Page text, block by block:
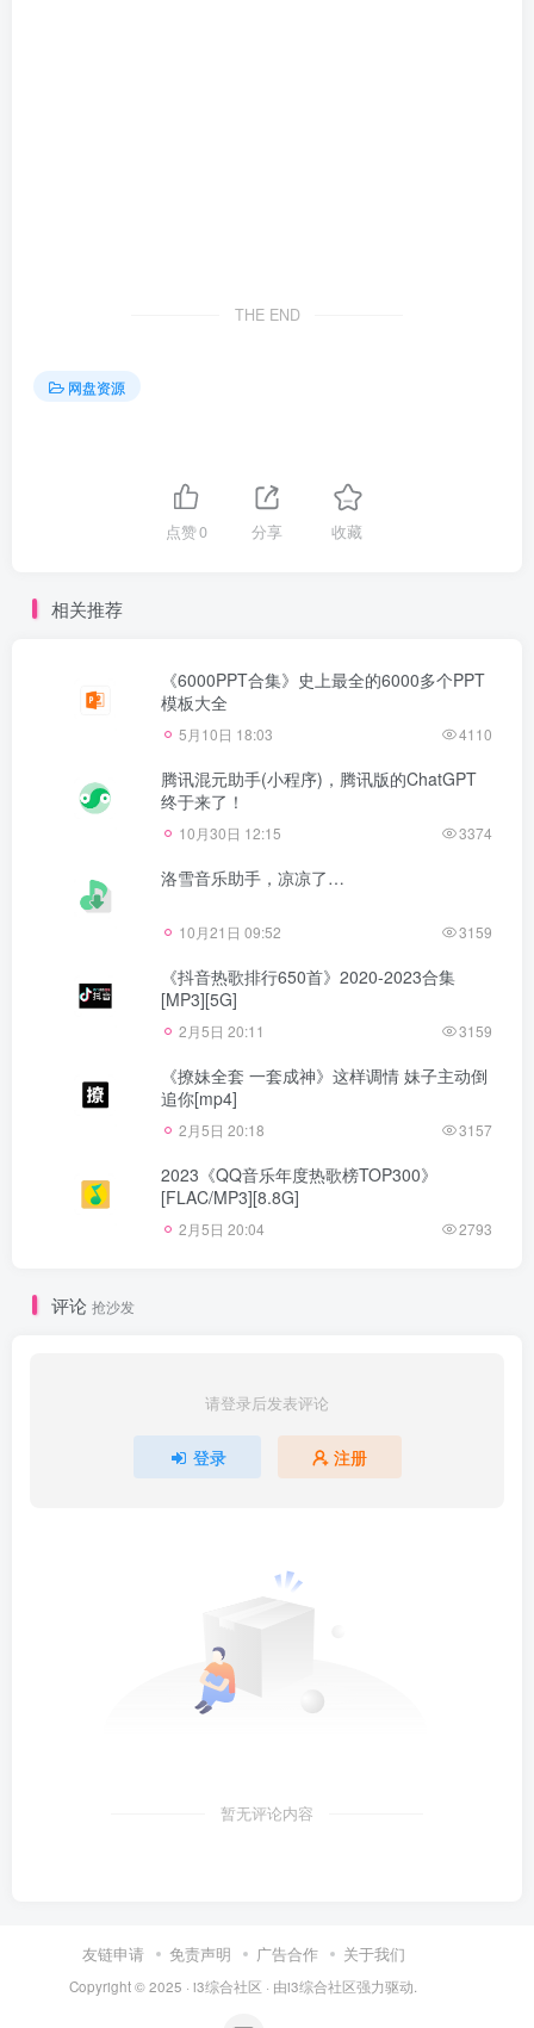
THE END
网盘资源
点赞0 分享 收藏
相关推荐
《6000PPT合集》史上最全的6000多个PPT
模板大全
5月10日 18:03 4110
腾讯混元助手(小程序)，腾讯版的ChatGPT
终于来了！
10月30日 12:15 3374
洛雪音乐助手，凉凉了…
10月21日 09:52 3159
《抖音热歌排行650首》2020-2023合集
[MP3][5G]
2月5日 20:11 3159
《撩妹全套 一套成神》这样调情 妹子主动倒
追你[mp4]
2月5日 20:18 3157
2023《QQ音乐年度热歌榜TOP300》
[FLAC/MP3][8.8G]
2月5日 20:04 2793
评论 抢沙发
请登录后发表评论
登录 注册
暂无评论内容
友链申请 免责声明 广告合作 关于我们
Copyright © 2025 · i3综合社区 · 由i3综合社区强力驱动.